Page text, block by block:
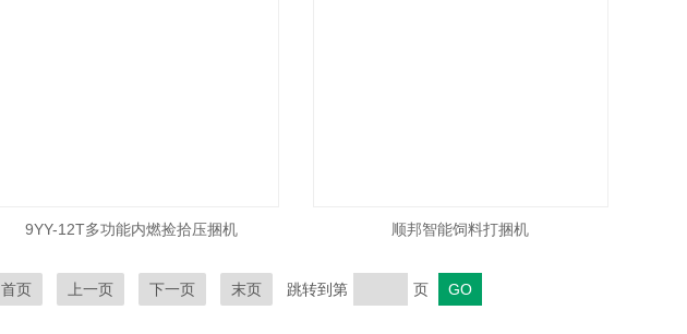
9YY-12T多功能内燃捡拾压捆机 顺邦智能饲料打捆机
首页 上一页 下一页 末页 跳转到第 页